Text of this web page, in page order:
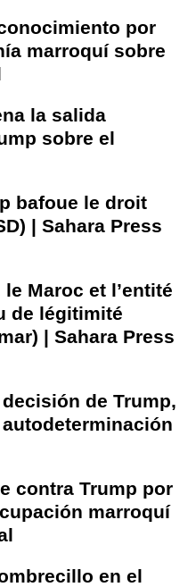
por
marroquí sobre
la salida
sobre el
bafoue le droit
| Sahara Press
Maroc et l’entité
de légitimité
| Sahara Press
de Trump,
contra Trump por
marroquí
en el